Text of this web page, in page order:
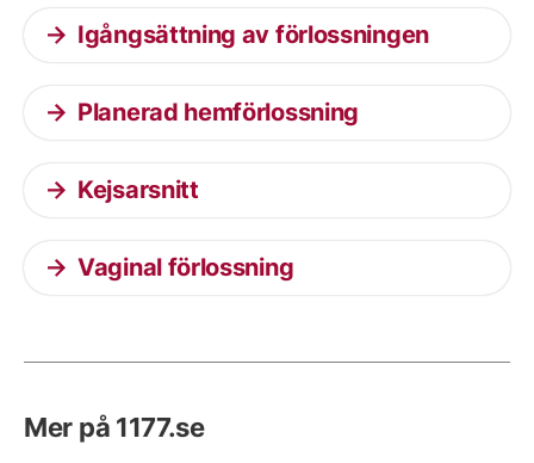
Igångsättning av förlossningen
Planerad hemförlossning
Kejsarsnitt
Vaginal förlossning
Mer på 1177.se